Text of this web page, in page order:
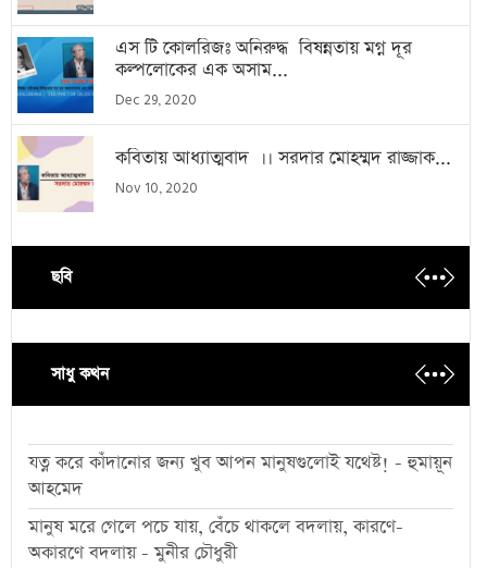
এস টি কোলরিজঃ অনিরুদ্ধ বিষন্নতায় মগ্ন দূর
কল্পলোকের এক অসাম...
Dec 29, 2020
কবিতায় আধ্যাত্মবাদ ।। সরদার মোহম্মদ রাজ্জাক...
Nov 10, 2020
ছবি
সাধু কথন
যত্ন করে কাঁদানোর জন্য খুব আপন মানুষগুলোই যথেষ্ট! - হুমায়ূন
আহমেদ
মানুষ মরে গেলে পচে যায়, বেঁচে থাকলে বদলায়, কারণে-
অকারণে বদলায় - মুনীর চৌধুরী